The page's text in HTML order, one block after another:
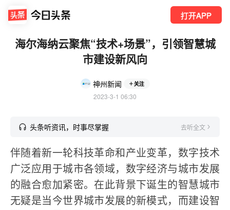
打开APP
海尔海纳云聚焦“技术+场景”，引领智慧城
市建设新风向
神州新闻 关注
2023-3-1 06:30
头条听资讯，时事尽掌握 去听全文
伴随着新一轮科技革命和产业变革，数字技术
广泛应用于城市各领域，数字经济与城市发展
的融合愈加紧密。在此背景下诞生的智慧城市
无疑是当今世界城市发展的新模式，而建设智